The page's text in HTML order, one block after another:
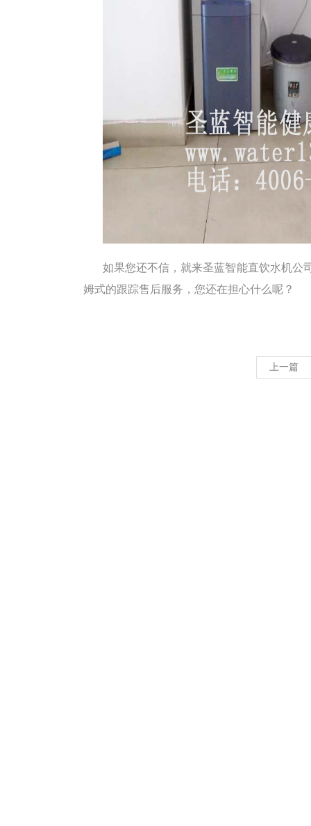
如果您还不信，就来圣蓝智能直饮水机公
姆式的跟踪售后服务，您还在担心什么呢？
上一篇